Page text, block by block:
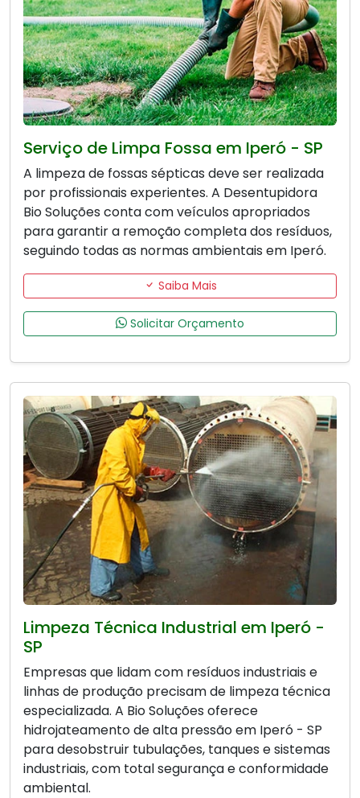
Serviço de Limpa Fossa em Iperó - SP
A limpeza de fossas sépticas deve ser realizada
por profissionais experientes. A Desentupidora
Bio Soluções conta com veículos apropriados
para garantir a remoção completa dos resíduos,
seguindo todas as normas ambientais em Iperó.
Saiba Mais
Solicitar Orçamento
Limpeza Técnica Industrial em Iperó -
SP
Empresas que lidam com resíduos industriais e
linhas de produção precisam de limpeza técnica
especializada. A Bio Soluções oferece
hidrojateamento de alta pressão em Iperó - SP
para desobstruir tubulações, tanques e sistemas
industriais, com total segurança e conformidade
ambiental.